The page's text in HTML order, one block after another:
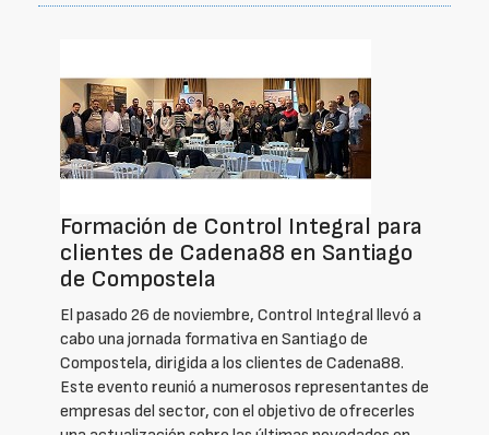
Formación de Control Integral para
clientes de Cadena88 en Santiago
de Compostela
El pasado 26 de noviembre, Control Integral llevó a
cabo una jornada formativa en Santiago de
Compostela, dirigida a los clientes de Cadena88.
Este evento reunió a numerosos representantes de
empresas del sector, con el objetivo de ofrecerles